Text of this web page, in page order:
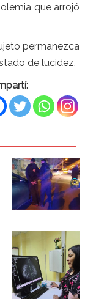
que arrojó
permanezca
de lucidez.